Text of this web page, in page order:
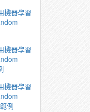
機器學習
機器學習
機器學習
例